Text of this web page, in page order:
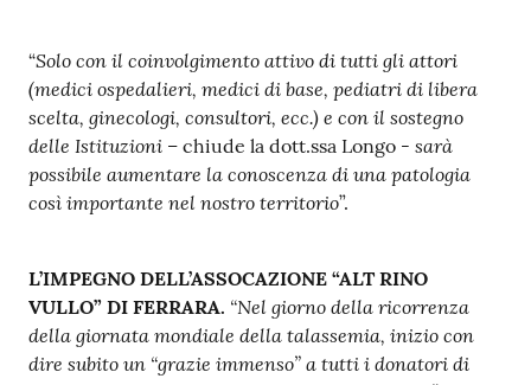
“Solo con il coinvolgimento attivo di tutti gli attori
(medici ospedalieri, medici di base, pediatri di libera
scelta, ginecologi, consultori, ecc.) e con il sostegno
delle Istituzioni – chiude la dott.ssa Longo - sarà
possibile aumentare la conoscenza di una patologia
così importante nel nostro territorio”.
L’IMPEGNO DELL’ASSOCAZIONE “ALT RINO
VULLO” DI FERRARA. “Nel giorno della ricorrenza
della giornata mondiale della talassemia, inizio con
dire subito un “grazie immenso” a tutti i donatori di